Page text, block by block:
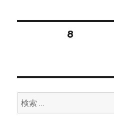
の
溶
解
度
の
ペ
8
検
索: